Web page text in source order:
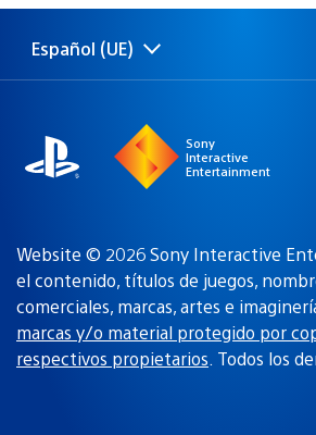
publicación:
Selecciona
una
Región
actual:
Español (UE)
Sony
Interactive
Entertainment
Website © 2026 Sony Interactive
el contenido, títulos de juegos,
comerciales, marcas, artes e
marcas y/o material protegido por
respectivos propietarios. Todos los